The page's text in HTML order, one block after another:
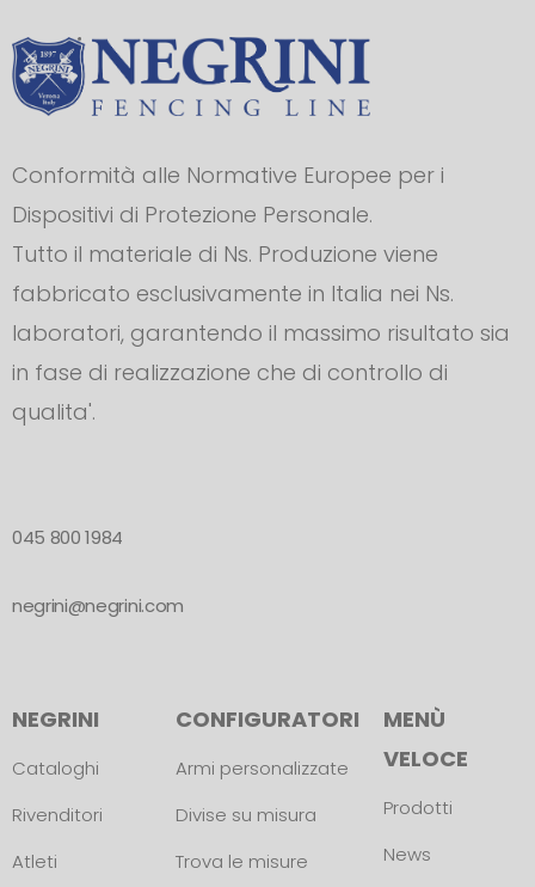
Conformità alle Normative Europee per i
Dispositivi di Protezione Personale.
Tutto il materiale di Ns. Produzione viene
fabbricato esclusivamente in Italia nei Ns.
laboratori, garantendo il massimo risultato sia
in fase di realizzazione che di controllo di
qualita'.
045 800 1984
negrini@negrini.com
NEGRINI
Cataloghi
Rivenditori
Atleti
CONFIGURATORI
Armi personalizzate
Divise su misura
Trova le misure
MENÙ
VELOCE
Prodotti
News